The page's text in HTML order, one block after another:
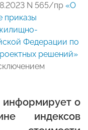
N 565/пр «О
приказы
Федерации по
решений»
информирует о
индексов